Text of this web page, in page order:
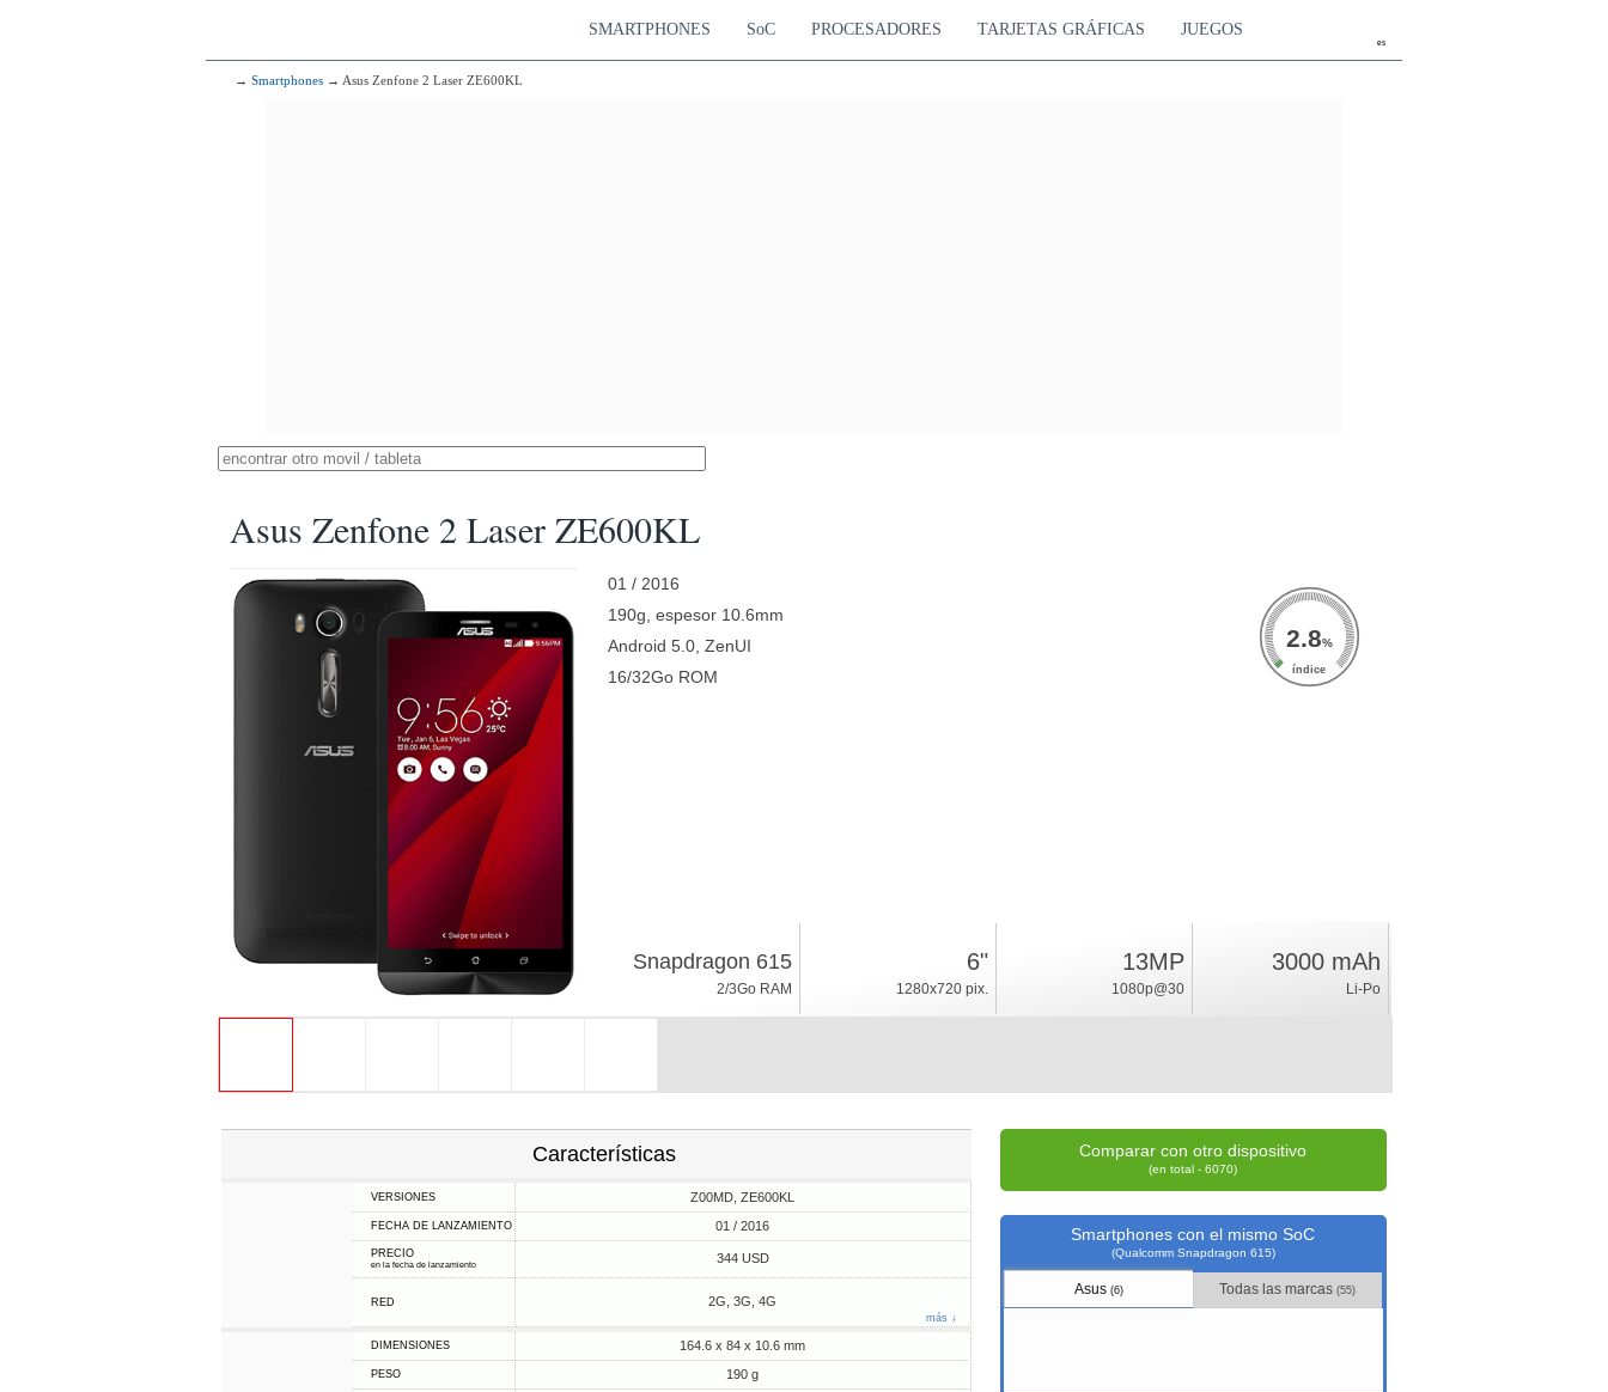
es
SMARTPHONES SoC PROCESADORES TARJETAS GRÁFICAS JUEGOS
→ Smartphones → Asus Zenfone 2 Laser ZE600KL
Asus Zenfone 2 Laser ZE600KL
01 / 2016
190g, espesor 10.6mm
Android 5.0, ZenUI
16/32Go ROM
2.8%
índice
Snapdragon 615
2/3Go RAM
6"
1280x720 pix.
13MP
1080p@30
3000 mAh
Li-Po
Características
VERSIONES Z00MD, ZE600KL
FECHA DE LANZAMIENTO 01 / 2016
PRECIO
en la fecha de lanzamiento 344 USD
RED 2G, 3G, 4G
más ↓
DIMENSIONES 164.6 x 84 x 10.6 mm
PESO 190 g
Comparar con otro dispositivo
(en total - 6070)
Smartphones con el mismo SoC
(Qualcomm Snapdragon 615)
Asus (6) Todas las marcas(55)